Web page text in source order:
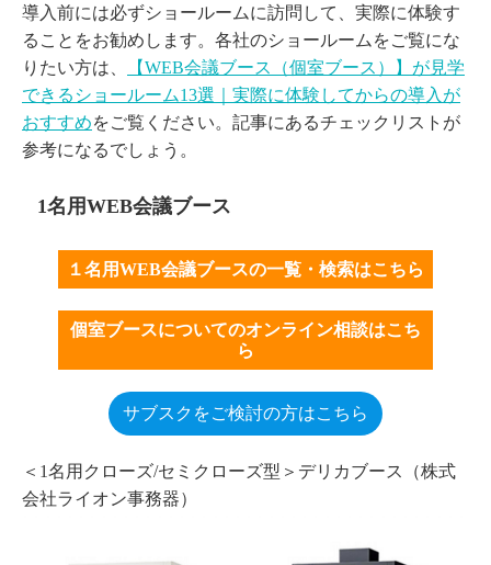
導入前には必ずショールームに訪問して、実際に体験す
ることをお勧めします。各社のショールームをご覧にな
りたい方は、
【WEB会議ブース（個室ブース）】が見学
できるショールーム13選｜実際に体験してからの導入が
おすすめをご覧ください。記事にあるチェックリストが
参考になるでしょう。
1名用WEB会議ブース
１名用WEB会議ブースの一覧・検索はこちら
個室ブースについてのオンライン相談はこち
ら
サブスクをご検討の方はこちら
＜1名用クローズ/セミクローズ型＞デリカブース（株式
会社ライオン事務器）